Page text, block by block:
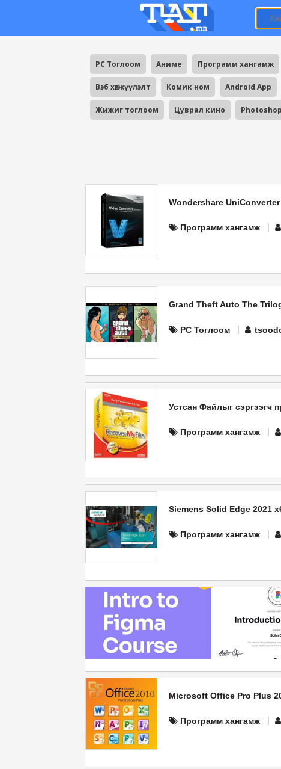
PC Тоглоом Аниме Программ хангамж
Вэб хөгжүүлэлт Комик ном Android App
Жижиг тоглоом Цуврал кино
Wondershare UniConverter
Программ хангамж
Grand Theft Auto The
PC Тоглоом
Устсан Файлыг сэргээгч
Программ хангамж
Siemens Solid Edge 2021
Программ хангамж
Microsoft Office Pro Plus
Программ хангамж